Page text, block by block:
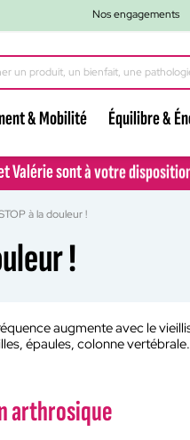
Nos engagements
& Mobilité Équilibre &
Valérie sont à votre
Valérie sont à votre
à la douleur !
!
augmente avec le
épaules, colonne
arthrosique